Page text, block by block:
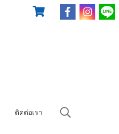
ติดต่อเรา